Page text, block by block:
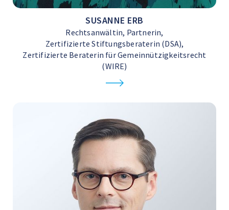
SUSANNE ERB
Rechtsanwältin, Partnerin,
Zertifizierte Stiftungsberaterin (DSA),
Zertifizierte Beraterin für Gemeinnützigkeitsrecht
(WIRE)